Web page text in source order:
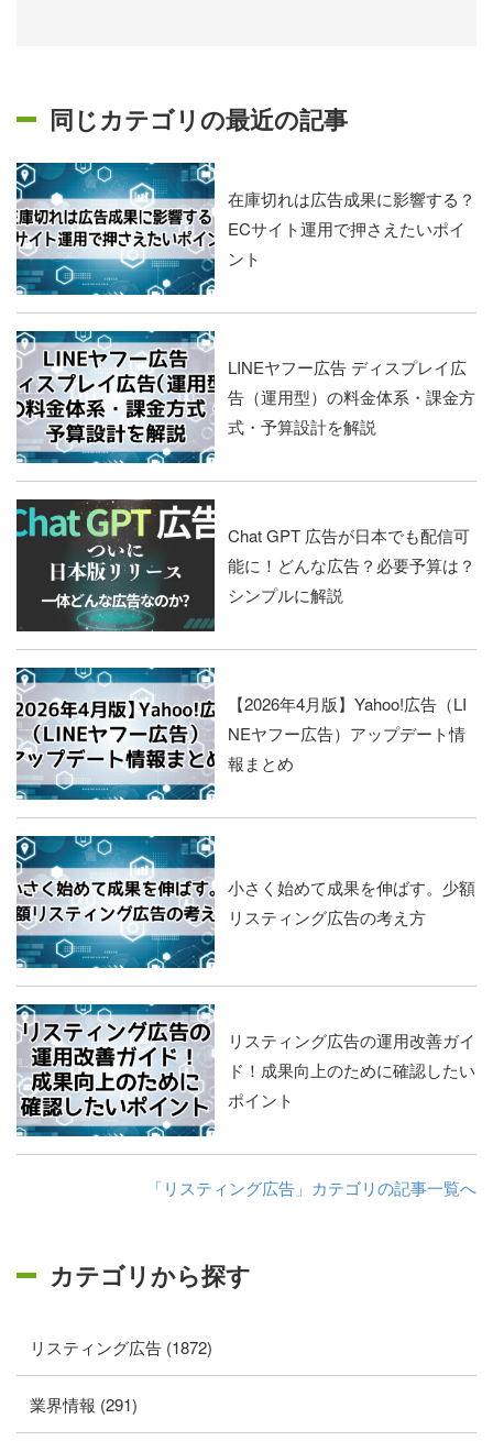
同じカテゴリの最近の記事
在庫切れは広告成果に影響する？
ECサイト運用で押さえたいポイ
ント
LINEヤフー広告 ディスプレイ広
告（運用型）の料金体系・課金方
式・予算設計を解説
Chat GPT 広告が日本でも配信可
能に！どんな広告？必要予算は？
シンプルに解説
【2026年4月版】Yahoo!広告（LI
NEヤフー広告）アップデート情
報まとめ
小さく始めて成果を伸ばす。少額
リスティング広告の考え方
リスティング広告の運用改善ガイ
ド！成果向上のために確認したい
ポイント
「リスティング広告」カテゴリの記事一覧へ
カテゴリから探す
リスティング広告 (1872)
業界情報 (291)